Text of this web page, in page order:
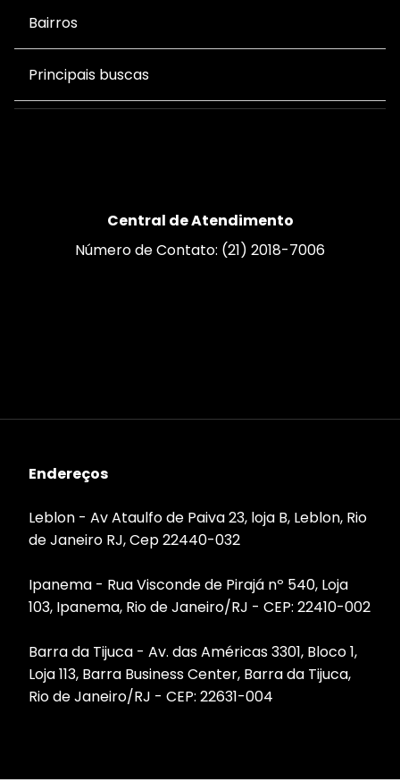
Bairros
Principais buscas
Central de Atendimento
Número de Contato: (21) 2018-7006
Endereços
Leblon - Av Ataulfo de Paiva 23, loja B, Leblon, Rio
de Janeiro RJ, Cep 22440-032
Ipanema - Rua Visconde de Pirajá nº 540, Loja
103, Ipanema, Rio de Janeiro/RJ - CEP: 22410-002
Barra da Tijuca - Av. das Américas 3301, Bloco 1,
Loja 113, Barra Business Center, Barra da Tijuca,
Rio de Janeiro/RJ - CEP: 22631-004